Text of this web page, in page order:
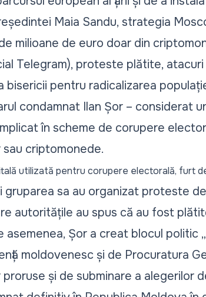
Maia Sandu,strategia
milioane de euro doar din
Telegram), proteste plătite,
bisericii pentru radicalizarea
condamnat Ilan Șor – considerat
în scheme de corupere
sau criptomonede.
utilizată pentru corupere electorală, furt
gruparea sa au organizat proteste
autoritățile au spus că au fost
asemenea, Șor a creat blocul politic
moldovenesc și de Procuratura
și de subminare a alegerilor